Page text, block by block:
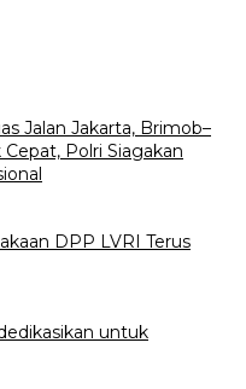
Jalan Jakarta, Brimob–
Polri Siagakan
DPP LVRI Terus
untuk